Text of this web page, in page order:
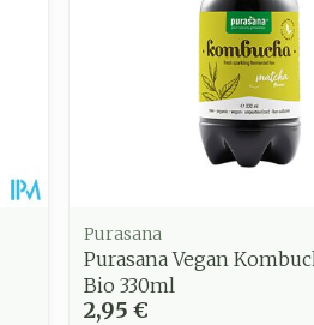
Purasana
Purasana Vegan
Bio 330ml
2,95 €